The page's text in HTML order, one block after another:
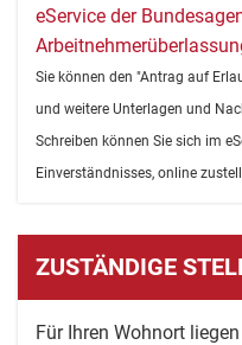
eService der
Sie können den "Antrag auf
und weitere Unterlagen und
Schreiben können Sie sich im
Einverständnisses, online
ZUSTÄNDIGE
Für Ihren Wohnort